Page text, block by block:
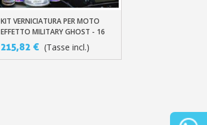
Aggiungi Al Carrello
KIT VERNICIATURA PER MOTO
EFFETTO MILITARY GHOST - 16
COMBINAZIONI
215,82 € (Tasse incl.)